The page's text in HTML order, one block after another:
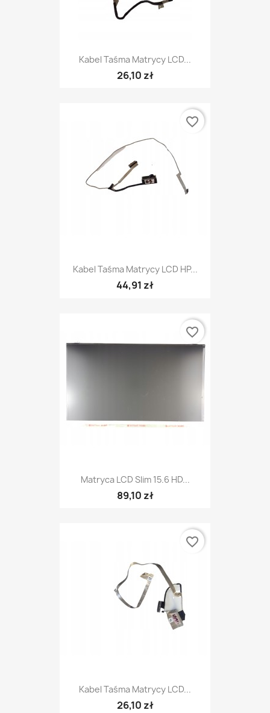
Kabel Taśma Matrycy LCD...
26,10 zł
Kabel Taśma Matrycy LCD HP...
44,91 zł
favorite_border
Matryca LCD Slim 15.6 HD...
89,10 zł
favorite_border
Kabel Taśma Matrycy LCD...
26,10 zł
favorite_border